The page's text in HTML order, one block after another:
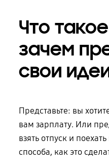
Что
зачем
свои
Представьте: вы
вам зарплату. Или
взять отпуск и
способа, как это